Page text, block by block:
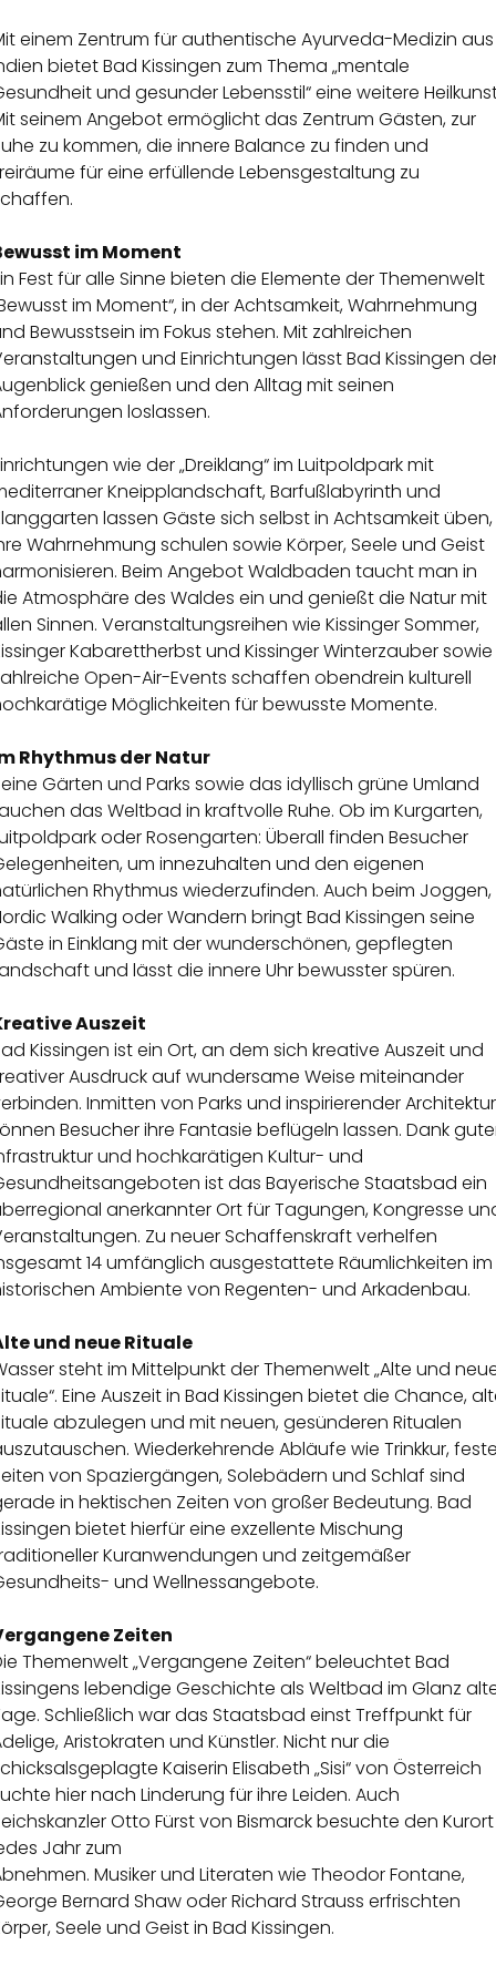
einem Zentrum für authentische Ayurveda-Medizin aus
bietet Bad Kissingen zum Thema „mentale
und gesunder Lebensstil“ eine weitere
seinem Angebot ermöglicht das Zentrum Gästen, zur
zu kommen, die innere Balance zu finden und
für eine erfüllende Lebensgestaltung zu
im Moment
Fest für alle Sinne bieten die Elemente der Themenwelt
im Moment“, in der Achtsamkeit, Wahrnehmung
Bewusstsein im Fokus stehen. Mit zahlreichen
und Einrichtungen lässt Bad Kissingen
genießen und den Alltag mit seinen
loslassen.
wie der „Dreiklang“ im Luitpoldpark mit
Kneipplandschaft, Barfußlabyrinth und
lassen Gäste sich selbst in Achtsamkeit üben,
Wahrnehmung schulen sowie Körper, Seele und Geist
Beim Angebot Waldbaden taucht man in
Atmosphäre des Waldes ein und genießt die Natur mit
Sinnen. Veranstaltungsreihen wie Kissinger Sommer,
Kabarettherbst und Kissinger Winterzauber sowie
Open-Air-Events schaffen obendrein kulturell
Möglichkeiten für bewusste Momente.
Rhythmus der Natur
Gärten und Parks sowie das idyllisch grüne Umland
das Weltbad in kraftvolle Ruhe. Ob im Kurgarten,
oder Rosengarten: Überall finden Besucher
um innezuhalten und den eigenen
Rhythmus wiederzufinden. Auch beim Joggen,
Walking oder Wandern bringt Bad Kissingen seine
in Einklang mit der wunderschönen, gepflegten
und lässt die innere Uhr bewusster spüren.
Auszeit
Kissingen ist ein Ort, an dem sich kreative Auszeit und
Ausdruck auf wundersame Weise miteinander
Inmitten von Parks und inspirierender Architektur
Besucher ihre Fantasie beflügeln lassen. Dank
und hochkarätigen Kultur- und
ist das Bayerische Staatsbad ein
anerkannter Ort für Tagungen, Kongresse
Zu neuer Schaffenskraft verhelfen
14 umfänglich ausgestattete Räumlichkeiten im
Ambiente von Regenten- und Arkadenbau.
und neue Rituale
steht im Mittelpunkt der Themenwelt „Alte und
Eine Auszeit in Bad Kissingen bietet die Chance,
abzulegen und mit neuen, gesünderen Ritualen
Wiederkehrende Abläufe wie Trinkkur,
von Spaziergängen, Solebädern und Schlaf sind
in hektischen Zeiten von großer Bedeutung. Bad
bietet hierfür eine exzellente Mischung
Kuranwendungen und zeitgemäßer
und Wellnessangebote.
Zeiten
Themenwelt „Vergangene Zeiten“ beleuchtet Bad
lebendige Geschichte als Weltbad im Glanz
Schließlich war das Staatsbad einst Treffpunkt für
Aristokraten und Künstler. Nicht nur die
Kaiserin Elisabeth „Sisi“ von Österreich
hier nach Linderung für ihre Leiden. Auch
Otto Fürst von Bismarck besuchte den Kurort
Jahr zum
Musiker und Literaten wie Theodor Fontane,
Bernard Shaw oder Richard Strauss erfrischten
Seele und Geist in Bad Kissingen.